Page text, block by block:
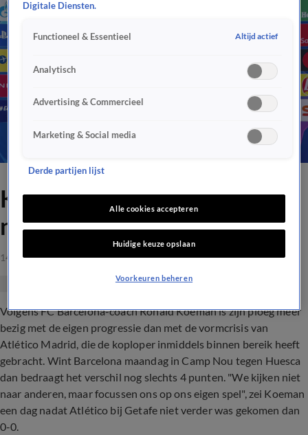
Koeman: niet te veel kijken
naar Atlético
14 mrt 2021, 18:07
Volgens FC Barcelona-coach Ronald Koeman is zijn ploeg meer
bezig met de eigen progressie dan met de vormcrisis van
Atlético Madrid, die de koploper inmiddels binnen bereik heeft
gebracht. Wint Barcelona maandag in Camp Nou tegen Huesca
dan bedraagt het verschil nog slechts 4 punten. "We kijken niet
naar anderen, maar focussen ons op ons eigen spel", zei Koeman
een dag nadat Atlético bij Getafe niet verder was gekomen dan
0-0.
Digitale Diensten.
Functioneel & Essentieel Altijd actief
Analytisch
Advertising & Commercieel
Marketing & Social media
Derde partijen lijst
Alle cookies accepteren
Huidige keuze opslaan
Voorkeuren beheren